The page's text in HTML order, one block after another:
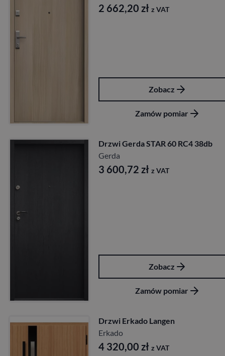
2 662,20 zł z VAT
Zobacz
Zamów pomiar
Drzwi Gerda STAR 60 RC4 38db
Gerda
3 600,72 zł z VAT
Zobacz
Zamów pomiar
Drzwi Erkado Langen
Erkado
4 320,00 zł z VAT